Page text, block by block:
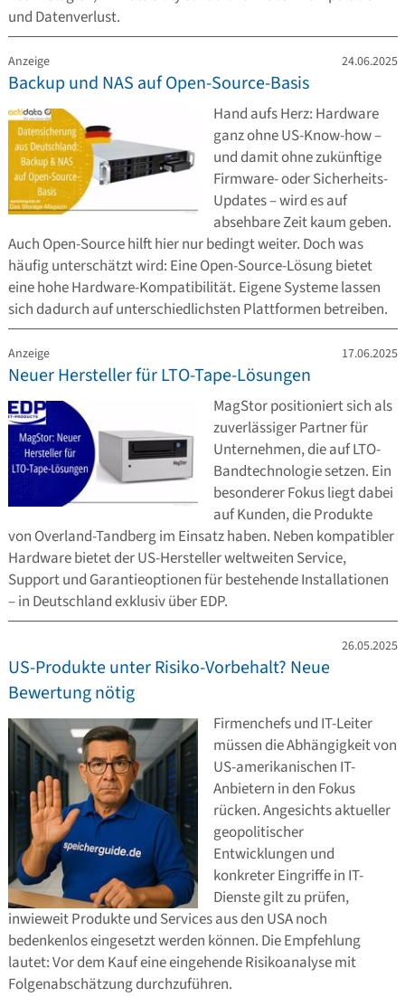
und Datenverlust.
Anzeige 24.06.2025
Backup und NAS auf Open-Source-Basis
Hand aufs Herz: Hardware
ganz ohne US-Know-how –
und damit ohne zukünftige
Firmware- oder Sicherheits-
Updates – wird es auf
absehbare Zeit kaum geben.
Auch Open-Source hilft hier nur bedingt weiter. Doch was
häufig unterschätzt wird: Eine Open-Source-Lösung bietet
eine hohe Hardware-Kompatibilität. Eigene Systeme lassen
sich dadurch auf unterschiedlichsten Plattformen betreiben.
Anzeige 17.06.2025
Neuer Hersteller für LTO-Tape-Lösungen
MagStor positioniert sich als
zuverlässiger Partner für
Unternehmen, die auf LTO-
Bandtechnologie setzen. Ein
besonderer Fokus liegt dabei
auf Kunden, die Produkte
von Overland-Tandberg im Einsatz haben. Neben kompatibler
Hardware bietet der US-Hersteller weltweiten Service,
Support und Garantieoptionen für bestehende Installationen
– in Deutschland exklusiv über EDP.
26.05.2025
US-Produkte unter Risiko-Vorbehalt? Neue
Bewertung nötig
Firmenchefs und IT-Leiter
müssen die Abhängigkeit von
US-amerikanischen IT-
Anbietern in den Fokus
rücken. Angesichts aktueller
geopolitischer
Entwicklungen und
konkreter Eingriffe in IT-
Dienste gilt zu prüfen,
inwieweit Produkte und Services aus den USA noch
bedenkenlos eingesetzt werden können. Die Empfehlung
lautet: Vor dem Kauf eine eingehende Risikoanalyse mit
Folgenabschätzung durchzuführen.